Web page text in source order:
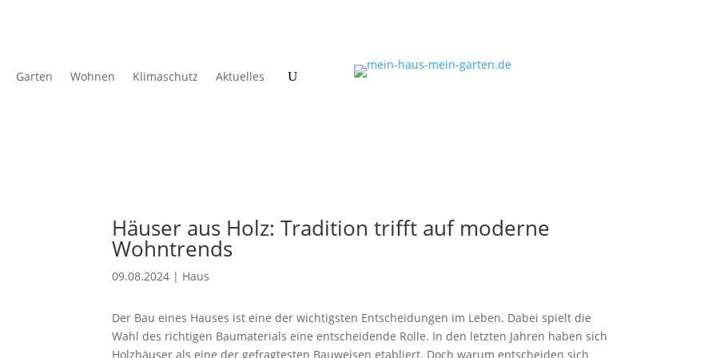
Garten Wohnen Klimaschutz Aktuelles
Häuser aus Holz: Tradition trifft auf moderne
Wohntrends
09.08.2024 | Haus
Der Bau eines Hauses ist eine der wichtigsten Entscheidungen im Leben. Dabei spielt die
Wahl des richtigen Baumaterials eine entscheidende Rolle. In den letzten Jahren haben sich
Holzhäuser als eine der gefragtesten Bauweisen etabliert. Doch warum entscheiden sich